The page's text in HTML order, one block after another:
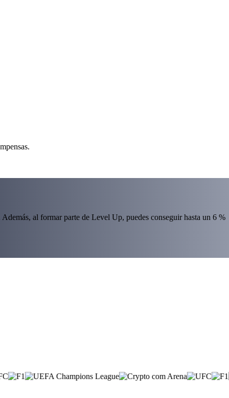
al formar parte de Level Up, puedes conseguir hasta un 6 %